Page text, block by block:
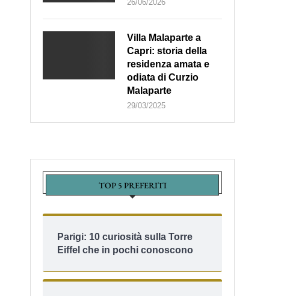
26/06/2026
Villa Malaparte a
Capri: storia della
residenza amata e
odiata di Curzio
Malaparte
29/03/2025
TOP 5 PREFERITI
Parigi: 10 curiosità sulla Torre
Eiffel che in pochi conoscono